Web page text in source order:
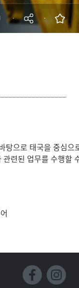
가
탕으로 태국을 중심으
련된 업무를 수행할